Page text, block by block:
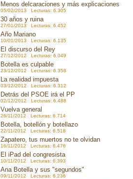
Menos delcaraciones y más explicaciones
05/02/2013 Lecturas: 6.305
30 años y ruina
27/01/2013 Lecturas: 6.452
Año Mariano
10/01/2013 Lecturas: 6.135
El discurso del Rey
27/12/2012 Lecturas: 6.049
Botella es culpable
23/12/2012 Lecturas: 6.358
La realidad impuesta
03/12/2012 Lecturas: 6.312
Detrás del PSOE irá el PP
02/12/2012 Lecturas: 6.488
Vuelva general
26/11/2012 Lecturas: 6.714
Botella, botellón y botellazo
22/11/2012 Lecturas: 6.518
Zapatero, tus muertos no te olvidan
16/11/2012 Lecturas: 6.476
El iPad del congresista
10/11/2012 Lecturas: 6.393
Ana Botella y sus "segundos"
09/11/2012 Lecturas: 6.236